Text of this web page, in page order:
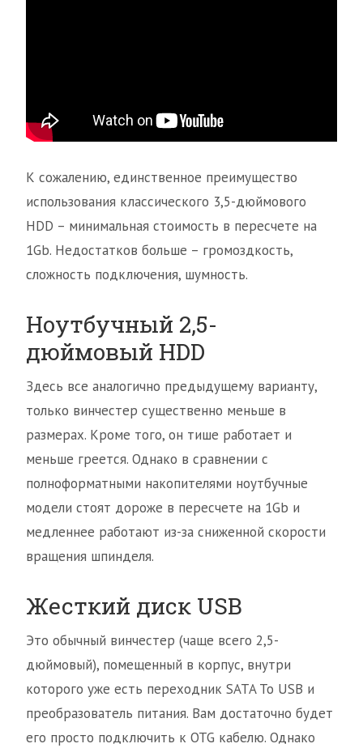
К сожалению, единственное преимущество
использования классического 3,5-дюймового
HDD – минимальная стоимость в пересчете на
1Gb. Недостатков больше – громоздкость,
сложность подключения, шумность.
Ноутбучный 2,5-
дюймовый HDD
Здесь все аналогично предыдущему варианту,
только винчестер существенно меньше в
размерах. Кроме того, он тише работает и
меньше греется. Однако в сравнении с
полноформатными накопителями ноутбучные
модели стоят дороже в пересчете на 1Gb и
медленнее работают из-за сниженной скорости
вращения шпинделя.
Жесткий диск USB
Это обычный винчестер (чаще всего 2,5-
дюймовый), помещенный в корпус, внутри
которого уже есть переходник SATA To USB и
преобразователь питания. Вам достаточно будет
его просто подключить к OTG кабелю. Однако